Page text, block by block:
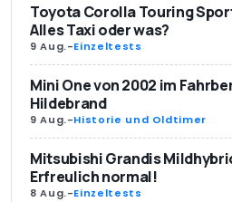
Toyota Corolla Touring
Alles Taxi oder was?
9 Aug.-Einzeltests
Mini One von 2002 im
Hildebrand
9 Aug.-Historie und Oldtimer
Mitsubishi Grandis
Erfreulich normal!
8 Aug.-Einzeltests